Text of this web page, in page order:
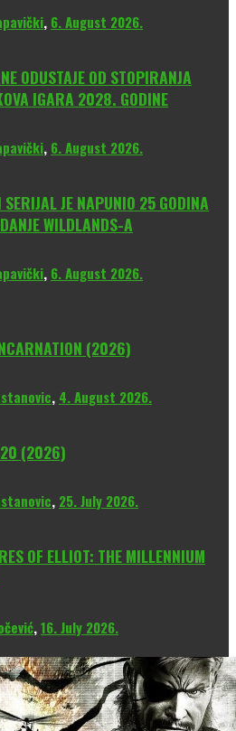
, 6. August 2026.
ODUSTAJE OD STOPIRANJA
IGARA 2028. GODINE
, 6. August 2026.
SERIJAL JE NAPUNIO 25 GODINA
WILDLANDS-A
, 6. August 2026.
(2026)
, 4. August 2026.
(2026)
, 25. July 2026.
OF ELLIOT: THE MILLENNIUM
,16. July 2026.